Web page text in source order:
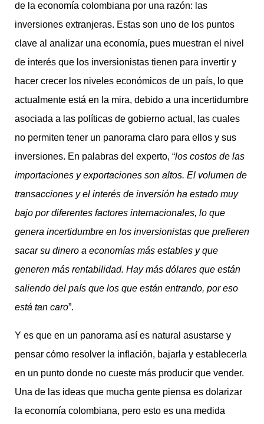
de la economía colombiana por una razón: las
inversiones extranjeras. Estas son uno de los puntos
clave al analizar una economía, pues muestran el nivel
de interés que los inversionistas tienen para invertir y
hacer crecer los niveles económicos de un país, lo que
actualmente está en la mira, debido a una incertidumbre
asociada a las políticas de gobierno actual, las cuales
no permiten tener un panorama claro para ellos y sus
inversiones. En palabras del experto, “los costos de las
importaciones y exportaciones son altos. El volumen de
transacciones y el interés de inversión ha estado muy
bajo por diferentes factores internacionales, lo que
genera incertidumbre en los inversionistas que prefieren
sacar su dinero a economías más estables y que
generen más rentabilidad. Hay más dólares que están
saliendo del país que los que están entrando, por eso
está tan caro”.
Y es que en un panorama así es natural asustarse y
pensar cómo resolver la inflación, bajarla y establecerla
en un punto donde no cueste más producir que vender.
Una de las ideas que mucha gente piensa es dolarizar
la economía colombiana, pero esto es una medida